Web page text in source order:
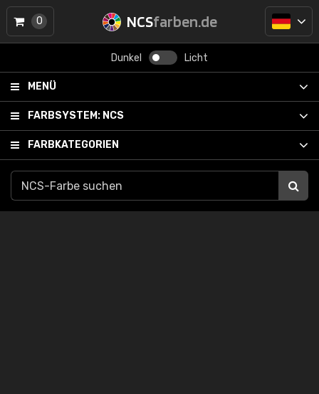
NCSfarben.de
Dunkel Licht
MENÜ
FARBSYSTEM: NCS
FARBKATEGORIEN
0